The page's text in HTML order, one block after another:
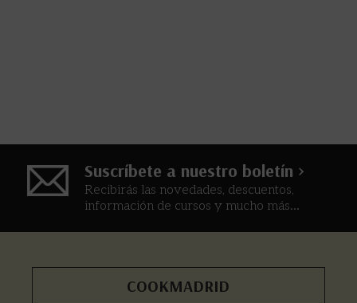
Suscríbete a nuestro boletín >
Recibirás las novedades, descuentos,
información de cursos y mucho más...
COOKMADRID